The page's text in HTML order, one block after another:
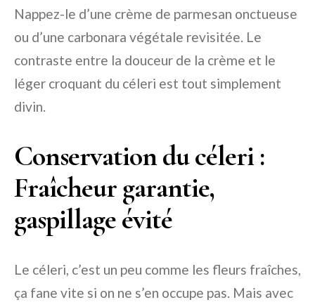
Nappez-le d’une crème de parmesan onctueuse
ou d’une carbonara végétale revisitée. Le
contraste entre la douceur de la crème et le
léger croquant du céleri est tout simplement
divin.
Conservation du céleri :
Fraîcheur garantie,
gaspillage évité
Le céleri, c’est un peu comme les fleurs fraîches,
ça fane vite si on ne s’en occupe pas. Mais avec